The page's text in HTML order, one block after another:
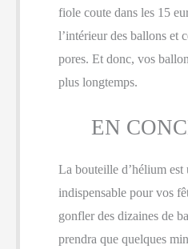
fiole coute dans les 15
l’intérieur des ballons et
pores. Et donc, vos
plus longtemps.
EN
La bouteille d’hélium est
indispensable pour vos
gonfler des dizaines de
prendra que quelques